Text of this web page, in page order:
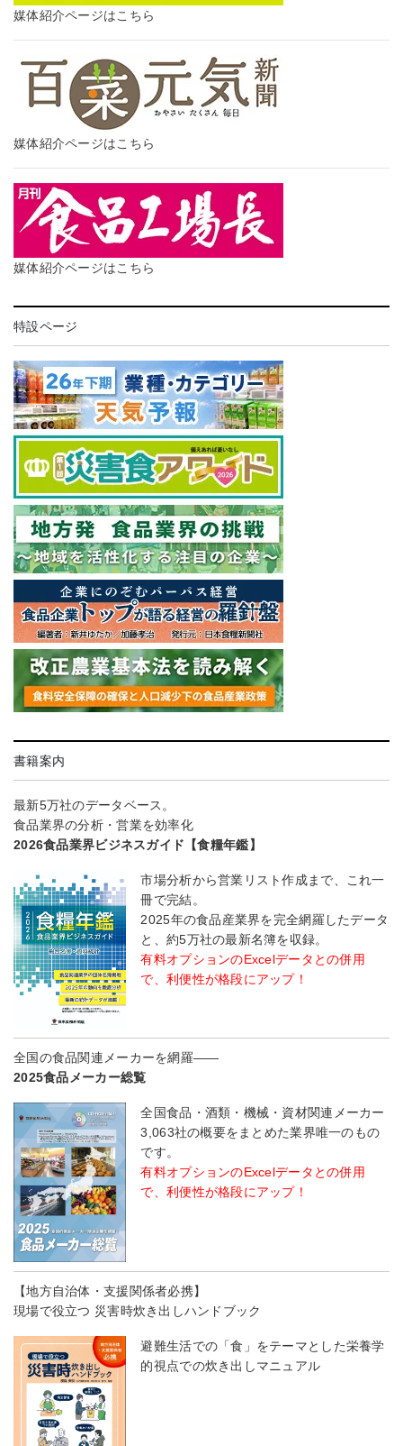
媒体紹介ページはこちら
媒体紹介ページはこちら
媒体紹介ページはこちら
特設ページ
書籍案内
最新5万社のデータベース。
食品業界の分析・営業を効率化
2026食品業界ビジネスガイド【食糧年鑑】
市場分析から営業リスト作成まで、これ一
冊で完結。
2025年の食品産業界を完全網羅したデータ
と、約5万社の最新名簿を収録。
有料オプションのExcelデータとの併用
で、利便性が格段にアップ！
全国の食品関連メーカーを網羅――
2025食品メーカー総覧
全国食品・酒類・機械・資材関連メーカー
3,063社の概要をまとめた業界唯一のもの
です。
有料オプションのExcelデータとの併用
で、利便性が格段にアップ！
【地方自治体・支援関係者必携】
現場で役立つ 災害時炊き出しハンドブック
避難生活での「食」をテーマとした栄養学
的視点での炊き出しマニュアル